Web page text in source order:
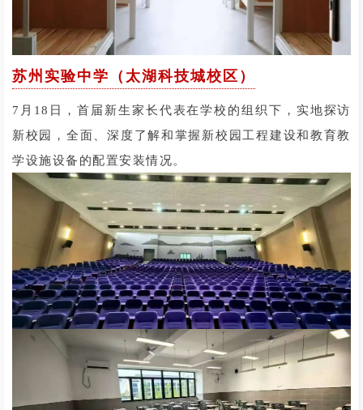
苏州实验中学（太湖科技城校区）
7月18日，首届新生家长代表在学校的组织下，实地探访
新校园，全面、深度了解和掌握新校园工程建设和教育教
学设施设备的配置安装情况。